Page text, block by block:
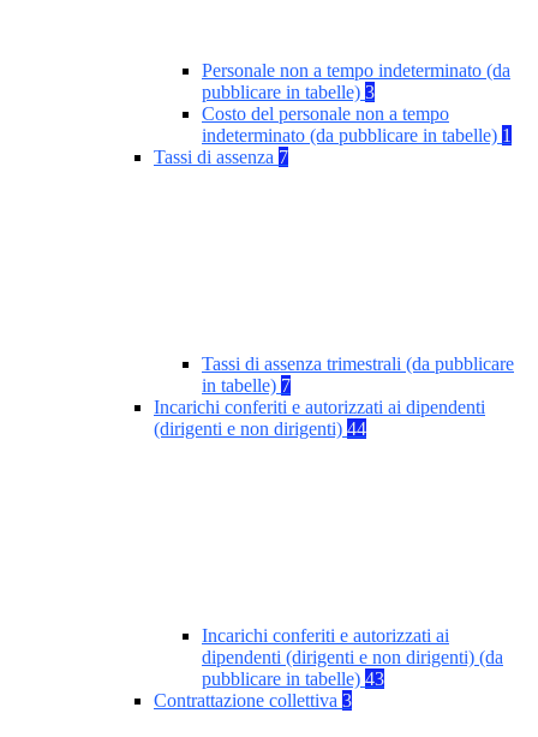
Personale non a tempo indeterminato (da
pubblicare in tabelle) 3
Costo del personale non a tempo
indeterminato (da pubblicare in tabelle) 1
Tassi di assenza 7
Tassi di assenza trimestrali (da pubblicare
in tabelle) 7
Incarichi conferiti e autorizzati ai dipendenti
(dirigenti e non dirigenti) 44
Incarichi conferiti e autorizzati ai
dipendenti (dirigenti e non dirigenti) (da
pubblicare in tabelle) 43
Contrattazione collettiva 3